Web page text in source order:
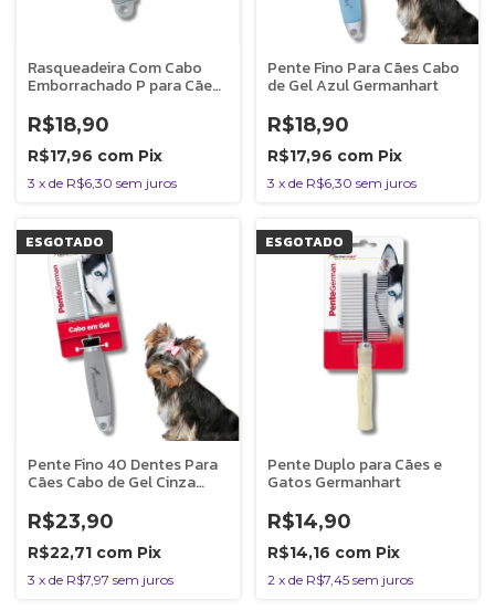
Rasqueadeira Com Cabo
Emborrachado P para Cães
R$18,90
R$17,96 com Pix
3 x de R$6,30 sem juros
Pente Fino Para Cães Cabo
de Gel Azul Germanhart
R$18,90
R$17,96 com Pix
3 x de R$6,30 sem juros
ESGOTADO
Pente Fino 40 Dentes Para
Cães Cabo de Gel Cinza
R$23,90
R$22,71 com Pix
3 x de R$7,97 sem juros
ESGOTADO
Pente Duplo para Cães e
Gatos Germanhart
R$14,90
R$14,16 com Pix
2 x de R$7,45 sem juros